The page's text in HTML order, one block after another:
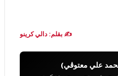
✍️ بقلم: دالي كرينو
علي معتوڨي)